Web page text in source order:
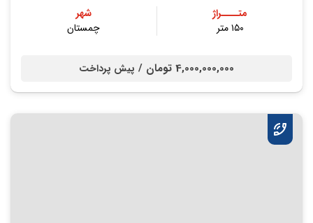
متــــراژ
۱۵۰ متر
شهر
چمستان
4,000,000,000 تومان / پیش پرداخت